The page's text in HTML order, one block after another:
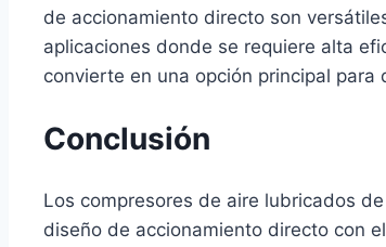
de accionamiento directo son
aplicaciones donde se requiere alta
convierte en una opción principal para
Conclusión
Los compresores de aire lubricados
diseño de accionamiento directo con